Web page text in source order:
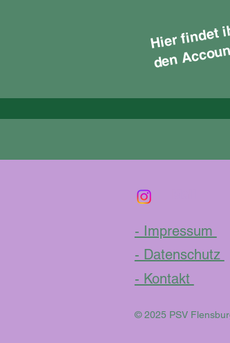
- Impressum
- Datenschutz
- Kontakt
© 2025 PSV